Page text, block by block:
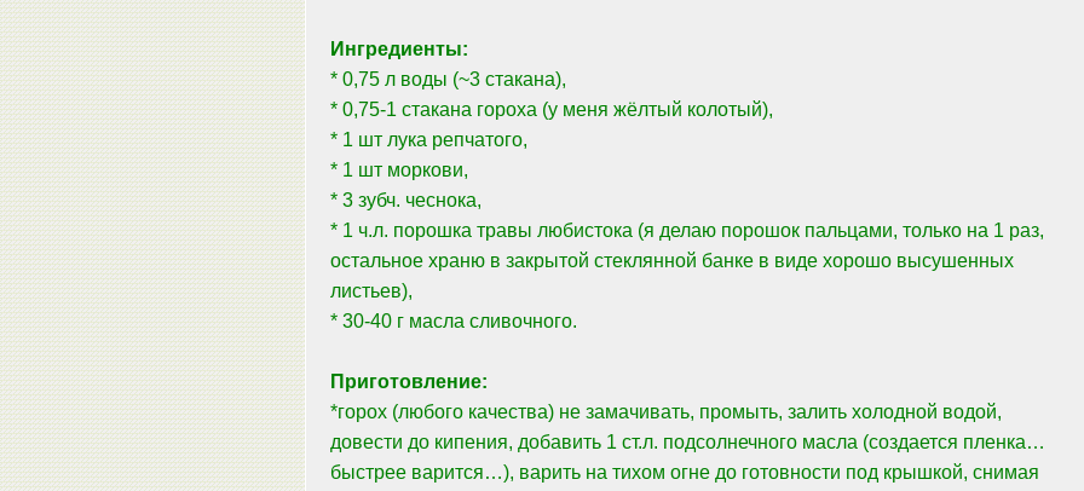
Ингредиенты:
* 0,75 л воды (~3 стакана),
* 0,75-1 стакана гороха (у меня жёлтый колотый),
* 1 шт лука репчатого,
* 1 шт моркови,
* 3 зубч. чеснока,
* 1 ч.л. порошка травы любистока (я делаю порошок пальцами, только на 1 раз,
остальное храню в закрытой стеклянной банке в виде хорошо высушенных
листьев),
* 30-40 г масла сливочного.
Приготовление:
*горох (любого качества) не замачивать, промыть, залить холодной водой,
довести до кипения, добавить 1 ст.л. подсолнечного масла (создается пленка…
быстрее варится…), варить на тихом огне до готовности под крышкой, снимая